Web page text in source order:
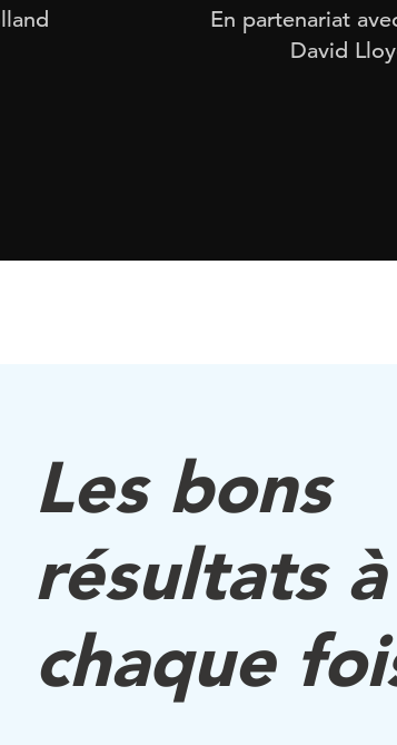
En partenariat
David
Les bons
résultats à
chaque